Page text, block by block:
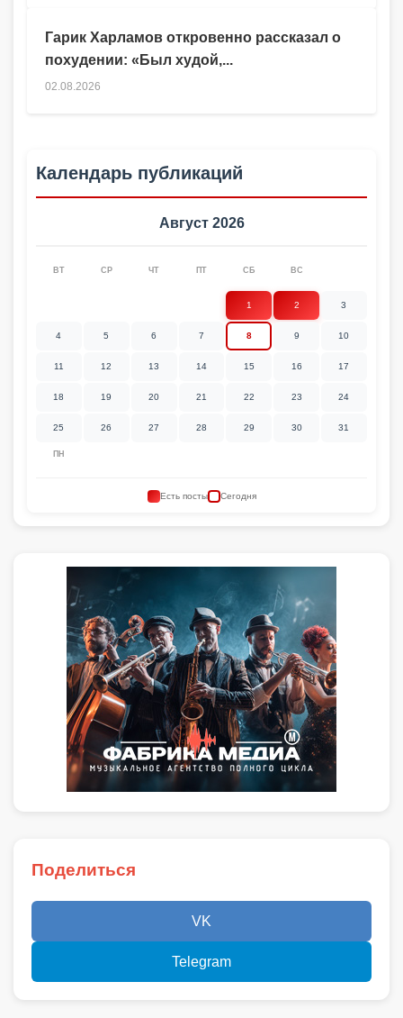
Гарик Харламов откровенно рассказал о
похудении: «Был худой,...
02.08.2026
Календарь публикаций
Август 2026
ПН
ВТ СР ЧТ ПТ СБ ВС
1 2 3
4 5 6 7 8 9 10
11 12 13 14 15 16 17
18 19 20 21 22 23 24
25 26 27 28 29 30 31
Есть посты Сегодня
Поделиться
VK
Telegram